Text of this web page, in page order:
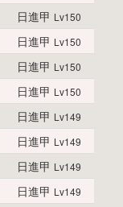
日進甲 Lv150
日進甲 Lv150
日進甲 Lv150
日進甲 Lv150
日進甲 Lv149
日進甲 Lv149
日進甲 Lv149
日進甲 Lv149